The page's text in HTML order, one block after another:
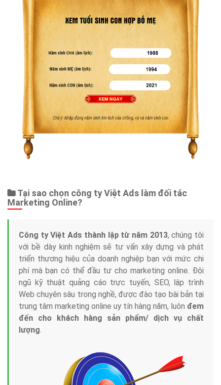
Tại sao chọn công ty Việt Ads làm đối tác
Marketing Online?
Công ty Việt Ads thành lập từ năm 2013, chúng tôi
với bề dày kinh nghiệm sẽ tư vấn xây dựng và phát
triển thương hiệu của doanh nghiệp bạn với mức chi
phí mà bạn có thể đầu tư cho marketing online. Đội
ngũ kỹ thuật quảng cáo trực tuyến, SEO, lập trình
Web chuyên sâu trong nghề, được đào tạo bài bản tại
trung tâm marketing online uy tín hàng năm, luôn đem
đến cho khách hàng sản phẩm/ dịch vụ chất
lượng.